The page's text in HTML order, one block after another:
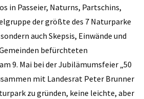
in Passeier, Naturns, Partschins,
der größte des 7 Naturparke
auch Skepsis, Einwände und
befürchteten
9. Mai bei der Jubilämumsfeier „50
mit Landesrat Peter Brunner
zu gründen, keine leichte, aber